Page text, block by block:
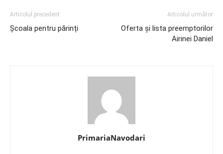
Articolul precedent
Școala pentru părinți
Articolul următor
Oferta și lista preemptorilor
Airinei Daniel
PrimariaNavodari